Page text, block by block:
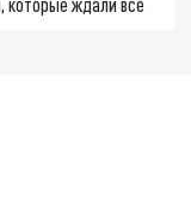
которые ждали все